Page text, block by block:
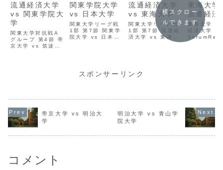
流通経済大学
vs 関東学院大
学
関東大学対抗戦A
グループ 第4節 帝
京大学 vs 筑波大
関東学院大学
vs 日本大学
関東大学リーグ戦
1部 第7節 関東学
院大学 vs 日本大
流通経済大学
vs 東海大学
関東大学リーグ戦
1部 第7節 流通経
済大学 vs 東海大
学 ScrumReview
東海大
流通経済
東海大学
経済大学
横スクロー
ルできます
スポンサーリンク
帝京大学 vs 明治大
学
明治大学 vs 青山学
院大学
コメント